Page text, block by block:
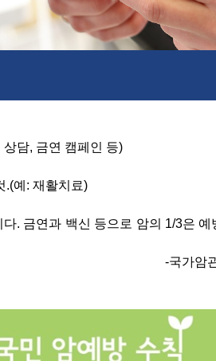
담, 금연 캠페인 등)
.(예: 재활치료)
. 금연과 백신 등으로 암의 1/3은
-국가암관리사업 이론